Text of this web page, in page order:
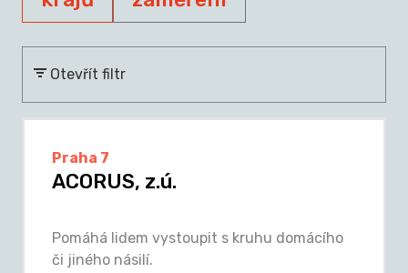
Otevřít filtr
Praha 7
ACORUS, z.ú.
Pomáhá lidem vystoupit s kruhu domácího
či jiného násilí.